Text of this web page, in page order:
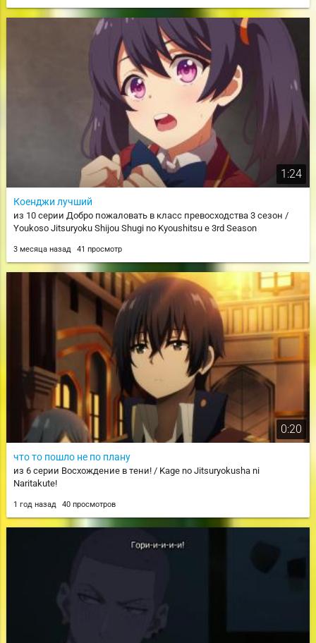
1:24
Коенджи лучший
из 10 серии Добро пожаловать в класс превосходства 3 сезон /
Youkoso Jitsuryoku Shijou Shugi no Kyoushitsu e 3rd Season
3 месяца назад 41 просмотр
0:20
что то пошло не по плану
из 6 серии Восхождение в тени! / Kage no Jitsuryokusha ni
Naritakute!
1 год назад 40 просмотров